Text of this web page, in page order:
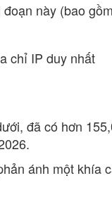
này (bao
chỉ IP duy nhất
đã có hơn
ánh một